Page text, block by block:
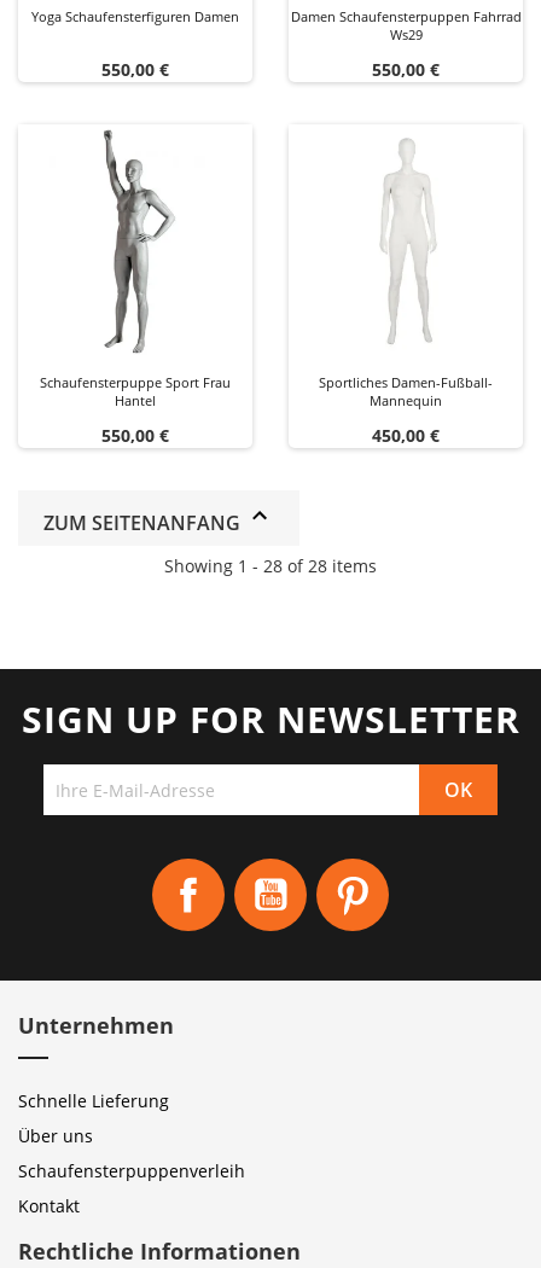
Yoga Schaufensterfiguren Damen
Preis
550,00 €
Damen Schaufensterpuppen Fahrrad
Ws29
Preis
550,00 €
Schaufensterpuppe Sport Frau
Hantel
Preis
550,00 €
Sportliches Damen-Fußball-
Mannequin
Preis
450,00 €
ZUM SEITENANFANG
Showing 1 - 28 of 28 items
SIGN UP FOR NEWSLETTER
Facebook YouTube
Unternehmen
Schnelle Lieferung
Über uns
Schaufensterpuppenverleih
Kontakt
Rechtliche Informationen